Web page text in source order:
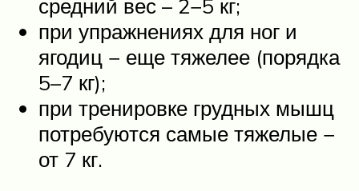
средний вес – 2−5 кг;
при упражнениях для ног и
ягодиц − еще тяжелее (порядка
5–7 кг);
при тренировке грудных мышц
потребуются самые тяжелые −
от 7 кг.